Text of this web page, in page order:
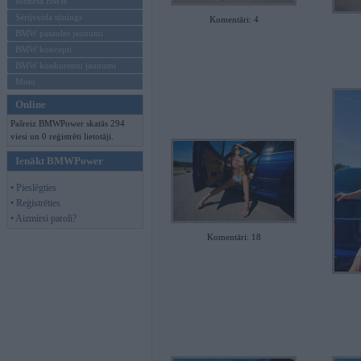
Sērijveida tūnings
BMW pasaules jaunumi
BMW koncepti
BMW konkurentu jaunumi
Moto
Online
Pašreiz BMWPower skatās 294
viesi un 0 reģistrēti lietotāji.
Ienākt BMWPower
• Pieslēgties
• Reģistrēties
• Aizmirsi paroli?
Komentāri: 4
Komentāri: 18